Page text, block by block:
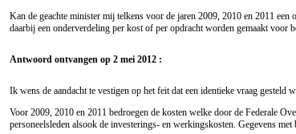
Kan de geachte minister mij telkens voor de jaren 2009, 2010 en 2011
daarbij een onderverdeling per kost of per opdracht worden gemaakt voor
Antwoord ontvangen op 2 mei 2012 :
Ik wens de aandacht te vestigen op het feit dat een identieke vraag
Voor 2009, 2010 en 2011 bedroegen de kosten welke door de Federale
personeelsleden alsook de investerings- en werkingskosten. Gegevens